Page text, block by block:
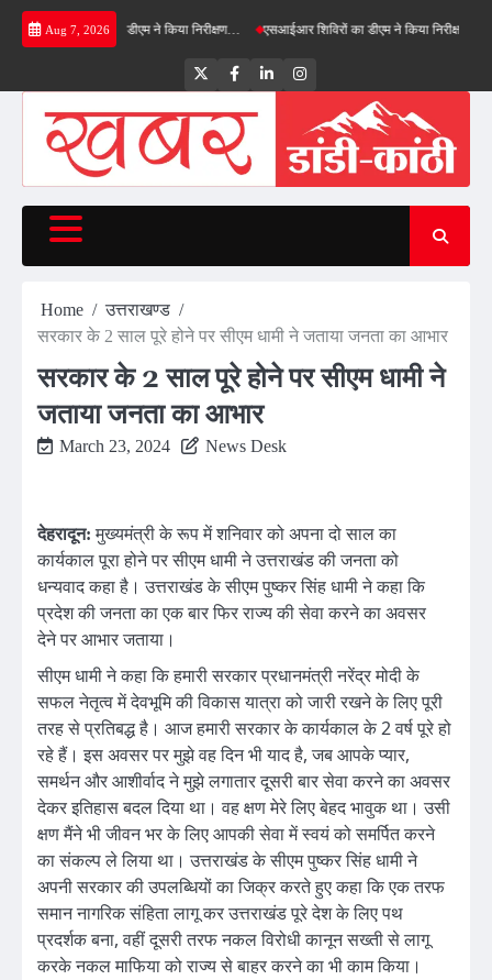
Skip
Aug 7, 2026
बाईपास का डीएम ने किया निरीक्षण… एसआईआर शिविरों का डीएम ने किया निरीक्षण, बोले—कोई
TwitterFacebookLinkedInInstagram
Home
उत्तराखण्ड
सरकार के 2 साल पूरे होने पर सीएम धामी ने जताया जनता का आभार
सरकार के 2 साल पूरे होने पर सीएम धामी ने
जताया जनता का आभार
March 23, 2024 News Desk
देहरादून:मुख्यमंत्री के रूप में शनिवार को अपना दो साल का
कार्यकाल पूरा होने पर सीएम धामी ने उत्तराखंड की जनता को
धन्यवाद कहा है। उत्तराखंड के सीएम पुष्कर सिंह धामी ने कहा कि
प्रदेश की जनता का एक बार फिर राज्य की सेवा करने का अवसर
देने पर आभार जताया।
सीएम धामी ने कहा कि हमारी सरकार प्रधानमंत्री नरेंद्र मोदी के
सफल नेतृत्व में देवभूमि की विकास यात्रा को जारी रखने के लिए पूरी
तरह से प्रतिबद्ध है। आज हमारी सरकार के कार्यकाल के 2 वर्ष पूरे हो
रहे हैं। इस अवसर पर मुझे वह दिन भी याद है, जब आपके प्यार,
समर्थन और आशीर्वाद ने मुझे लगातार दूसरी बार सेवा करने का अवसर
देकर इतिहास बदल दिया था। वह क्षण मेरे लिए बेहद भावुक था। उसी
क्षण मैंने भी जीवन भर के लिए आपकी सेवा में स्वयं को समर्पित करने
का संकल्प ले लिया था। उत्तराखंड के सीएम पुष्कर सिंह धामी ने
अपनी सरकार की उपलब्धियों का जिक्र करते हुए कहा कि एक तरफ
समान नागरिक संहिता लागू कर उत्तराखंड पूरे देश के लिए पथ
प्रदर्शक बना, वहीं दूसरी तरफ नकल विरोधी कानून सख्ती से लागू
करके नकल माफिया को राज्य से बाहर करने का भी काम किया।